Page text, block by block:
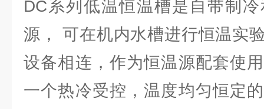
DC系列低温恒温槽是自带制
源， 可在机内水槽进行恒温实
设备相连，作为恒温源配套使
一个热冷受控，温度均匀恒定